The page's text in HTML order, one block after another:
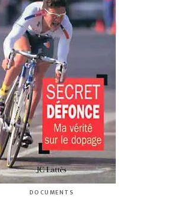
DOCUMENTS